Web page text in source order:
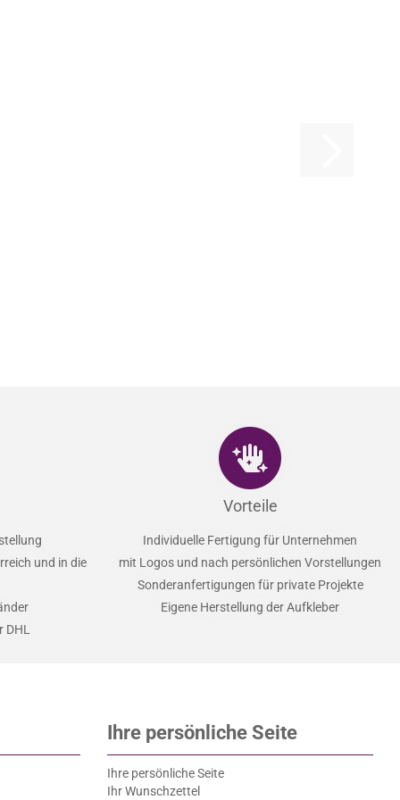
und in die
Vorteile
Individuelle Fertigung für Unternehmen
mit Logos und nach persönlichen Vorstellungen
Sonderanfertigungen für private Projekte
Eigene Herstellung der Aufkleber
Ihre persönliche Seite
Ihre persönliche Seite
Ihr Wunschzettel